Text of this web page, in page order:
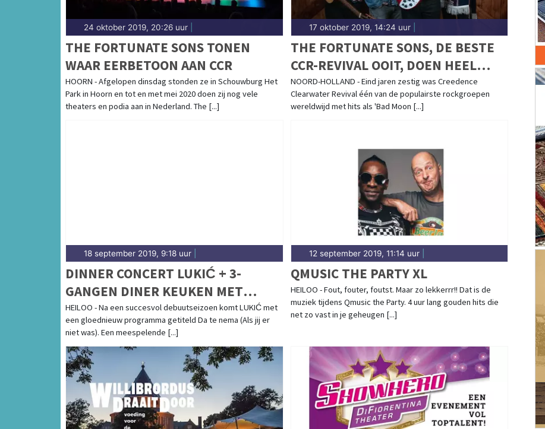
24 oktober 2019, 20:26 uur
THE FORTUNATE SONS TONEN
WAAR EERBETOON AAN CCR
HOORN - Afgelopen dinsdag stonden ze in Schouwburg Het
Park in Hoorn en tot en met mei 2020 doen zij nog vele
theaters en podia aan in Nederland. The [...]
17 oktober 2019, 14:24 uur|
THE FORTUNATE SONS, DE BESTE
CCR-REVIVAL OOIT, DOEN HEEL
NOORD-HOLLAND AAN
NOORD-HOLLAND - Eind jaren zestig was Creedence
Clearwater Revival één van de populairste rockgroepen
wereldwijd met hits als 'Bad Moon [...]
18 september 2019, 9:18 uur
DINNER CONCERT LUKIĆ + 3-
GANGEN DINER KEUKEN MET
KARAKTER
HEILOO - Na een succesvol debuutseizoen komt LUKIĆ met
een gloednieuw programma getiteld Da te nema (Als jij er
niet was). Een meespelende [...]
12 september 2019, 11:14 uur|
QMUSIC THE PARTY XL
HEILOO - Fout, fouter, foutst. Maar zo lekkerrr!! Dat is de
muziek tijdens Qmusic the Party. 4 uur lang gouden hits die
net zo vast in je geheugen [...]